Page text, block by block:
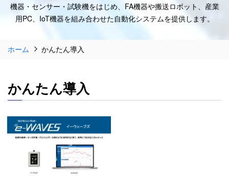
機器・センサー・試験機をはじめ、FA機器や搬送ロボット、産業
用PC、IoT機器を組み合わせた自動化システムを提供します。
ホーム かんたん導入
かんたん導入